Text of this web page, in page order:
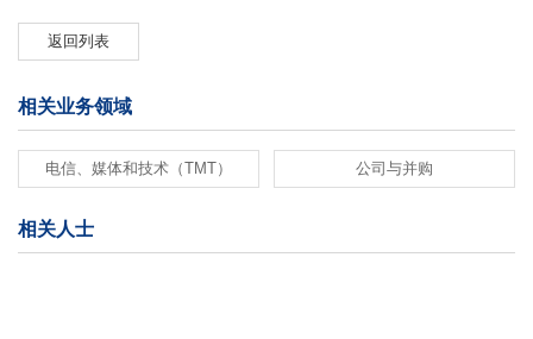
返回列表
相关业务领域
电信、媒体和技术（TMT） 公司与并购
相关人士